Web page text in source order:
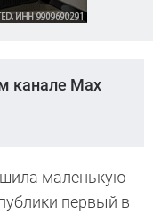
канале Max
маленькую
первый в